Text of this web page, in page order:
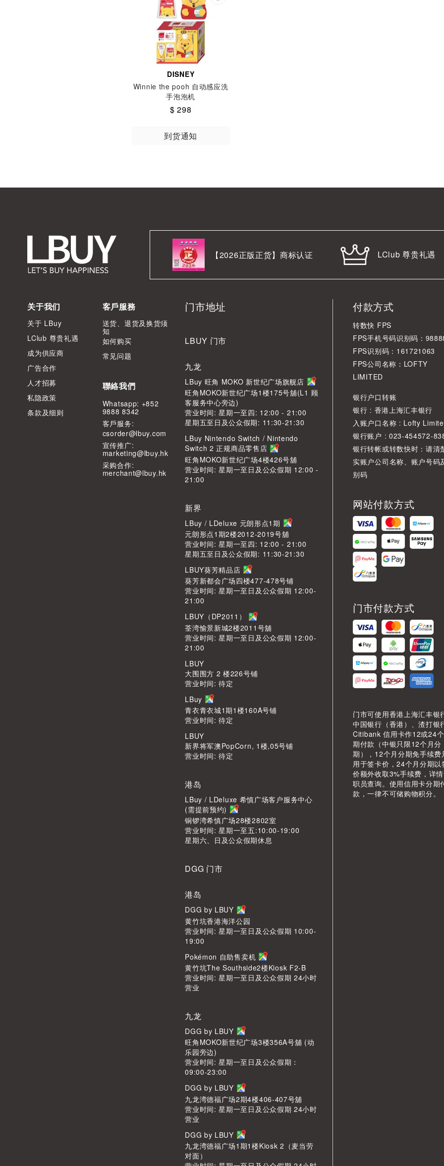
DISNEY
Winnie the pooh 自动感应洗
手泡泡机
$ 298
到货通知
【2026正版正货】商标认证 LClub 尊贵礼遇
关于我们
关于 LBuy
LClub 尊贵礼遇
成为供应商
广告合作
人才招募
私隐政策
条款及细则
客戶服務
送货、退货及换货须
知
如何购买
常见问题
聯絡我們
Whatsapp: +852
9888 8342
客⼾服务:
csorder@lbuy.com
宣传推广:
marketing@lbuy.hk
采购合作:
merchant@lbuy.hk
门市地址
LBUY 门市
九龙
LBuy 旺角 MOKO 新世纪广场旗舰店
旺角MOKO新世纪广场1楼175号舖(L1 顾
客服务中心旁边)
营业时间: 星期一至四: 12:00 - 21:00
星期五至日及公众假期: 11:30-21:30
LBuy Nintendo Switch / Nintendo
Switch 2 正规商品零售店
旺角MOKO新世纪广场4楼426号舖
营业时间: 星期一至日及公众假期 12:00 -
21:00
新界
LBuy / LDeluxe 元朗形点1期
元朗形点1期2楼2012-2019号舖
营业时间: 星期一至四: 12:00 - 21:00
星期五至日及公众假期: 11:30-21:30
LBUY葵芳精品店
葵芳新都会广场四楼477-478号铺
营业时间: 星期一至日及公众假期 12:00-
21:00
LBUY（DP2011）
荃湾愉景新城2楼2011号舖
营业时间: 星期一至日及公众假期 12:00-
21:00
LBUY
大围围方 2 楼226号铺
营业时间: 待定
LBuy
青衣青衣城1期1楼160A号铺
营业时间: 待定
LBUY
新界将军澳PopCorn, 1楼,05号铺
营业时间: 待定
港岛
LBuy / LDeluxe 希慎广场客户服务中心
(需提前预约)
铜锣湾希慎广场28楼2802室
营业时间: 星期一至五:10:00-19:00
星期六、日及公众假期休息
DGG 门市
港岛
DGG by LBUY
黄竹坑香港海洋公园
营业时间: 星期一至日及公众假期 10:00-
19:00
Pokémon 自助售卖机
黄竹坑The Southside2楼Kiosk F2-B
营业时间: 星期一至日及公众假期 24小时
营业
九龙
DGG by LBUY
旺角MOKO新世纪广场3楼356A号舖 (动
乐园旁边)
营业时间: 星期一至日及公众假期：
09:00-23:00
DGG by LBUY
九龙湾德福广场2期4楼406-407号舖
营业时间: 星期一至日及公众假期 24小时
营业
DGG by LBUY
九龙湾德福广场1期1楼Kiosk 2（麦当劳
对面）
付款方式
转数快 FPS
FPS手机号码识别码：
FPS识别码：161721063
FPS公司名称：LOFTY
LIMITED
银行户口转账
银行 : 香港上海汇丰银行
入账户口名称 : Lofty
银行账户 : 023-454572-
银行转帐或转数快时：请清
实账户公司名称、账户号码
别码
网站付款方式
门市付款方式
门市可使用香港上海汇丰银
中国银行（香港）、渣打银
Citibank 信用卡作12或24
期付款（中银只限12个月分
期），12个月分期免手续费
用于签卡价，24个月分期以
价额外收取3%手续费，详
职员查询。使用信用卡分期
款，一律不可储购物积分。